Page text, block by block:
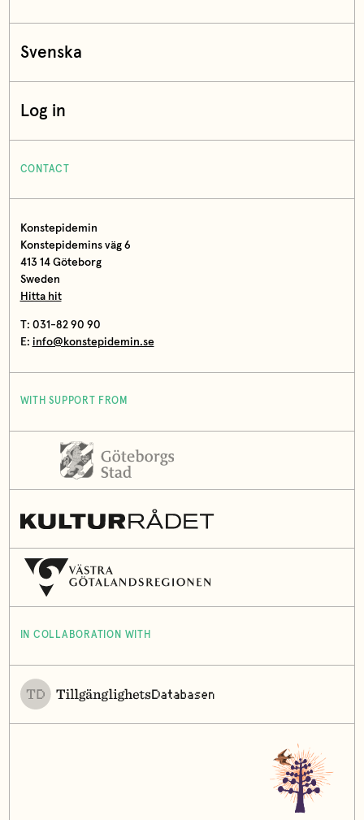
Svenska
Log in
CONTACT
Konstepidemin
Konstepidemins väg 6
413 14 Göteborg
Sweden
Hitta hit
T: 031-82 90 90
E: info@konstepidemin.se
WITH SUPPORT FROM
IN COLLABORATION WITH